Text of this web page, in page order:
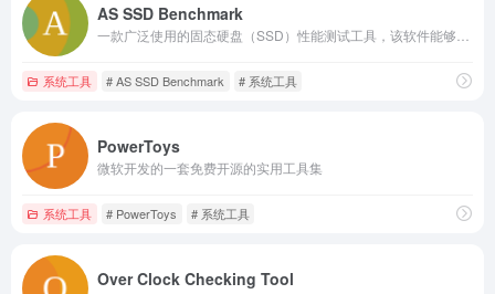
AS SSD Benchmark
系统工具 # AS SSD Benchmark # 系统工具
PowerToys
微软开发的一套免费开源的实用工具集
系统工具 # PowerToys # 系统工具
Over Clock Checking Tool